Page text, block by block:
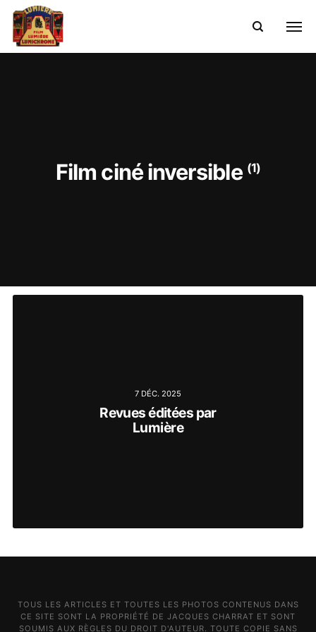
Film ciné inversible (1)
7 DÉC. 2025
Revues éditées par
Lumière
TOUS LES ARTICLES ET TOUTES LES PHOTOS CONTENUS DANS
CE SITE SONT LA PROPRIÉTÉ DE JACQUES CHARRAT ET SONT
SOUMIS AUX RÈGLES DU DROIT D'AUTEUR. TOUTE COPIE SANS